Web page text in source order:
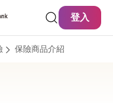
登入
保險商品介紹